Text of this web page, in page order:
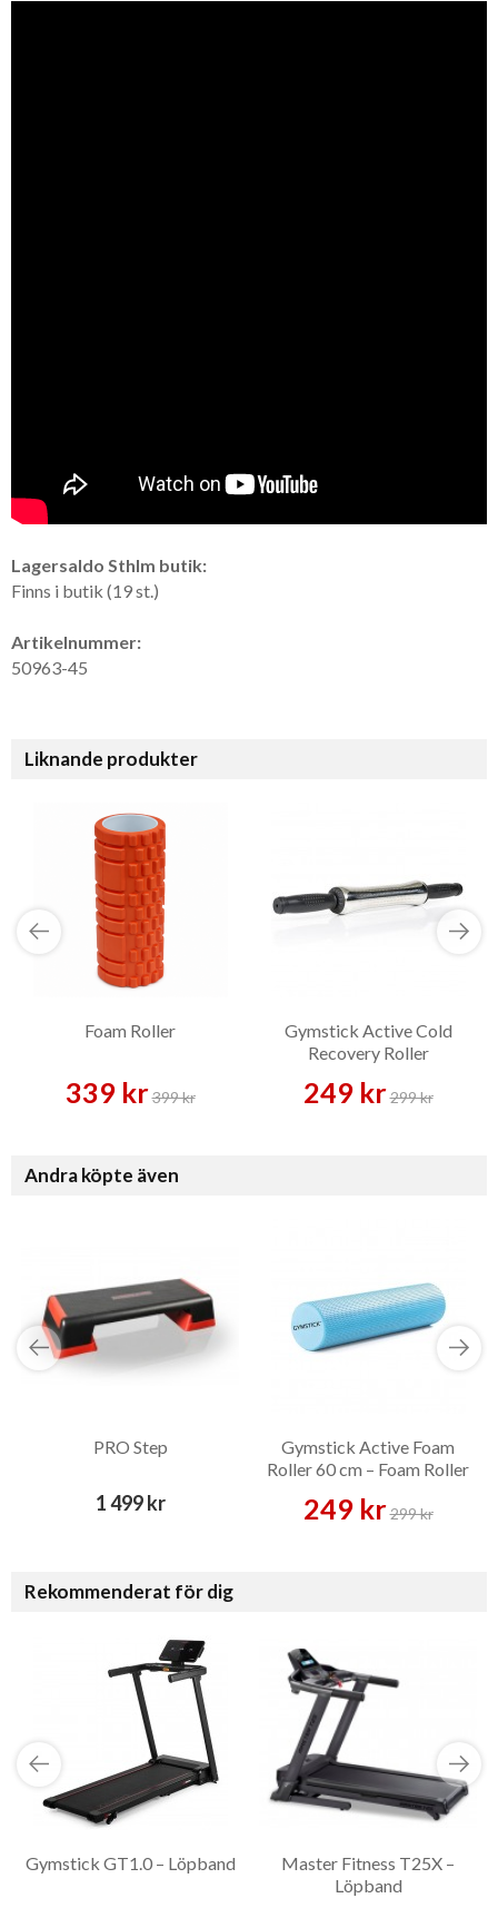
Lagersaldo Sthlm butik:
Finns i butik (19 st.)
Artikelnummer:
50963-45
Liknande produkter
Foam Roller
339 kr399 kr
Gymstick Active Cold
Recovery Roller
249 kr299 kr
Andra köpte även
PRO Step
1 499 kr
Gymstick Active Foam
Roller 60 cm – Foam Roller
249 kr299 kr
Rekommenderat för dig
Gymstick GT1.0 – Löpband
Master Fitness T25X –
Löpband